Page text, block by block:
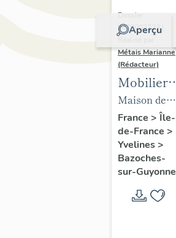
Aperçu
Dossier
IM78002723 |
Métais Marianne
(Rédacteur)
Mobilier
de la
maison
Louis
Carré
Maison de
villégiature
dite maison
Louis Carré
France > Île-
de-France >
Yvelines>
Bazoches-
sur-Guyonne